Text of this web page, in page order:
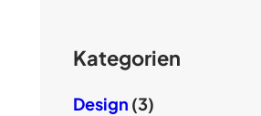
Kategorien
Design (3)